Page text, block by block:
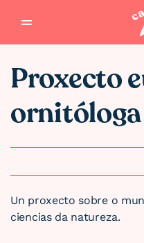
Proxecto
ornitóloga
Un proxecto sobre o
ciencias da natureza.